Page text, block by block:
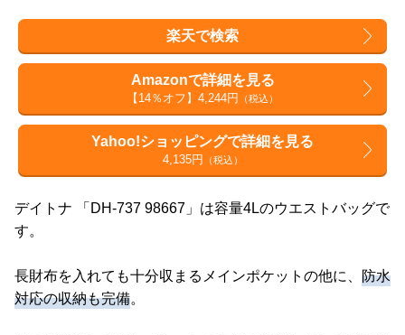
楽天で検索
Amazonで詳細を見る
【14％オフ】4,244円 （税込）
Yahoo!ショッピングで詳細を見る
4,135円 （税込）
デイトナ 「DH-737 98667」は容量4Lのウエストバッグで
す。
長財布を入れても十分収まるメインポケットの他に、 防水
対応の収納も完備。